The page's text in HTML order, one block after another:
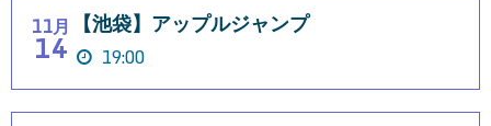
11月
14
【池袋】アップルジャンプ
19:00